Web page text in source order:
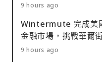
9 hours ago
Wintermute 完成美
金融市場，挑戰華爾
9 hours ago